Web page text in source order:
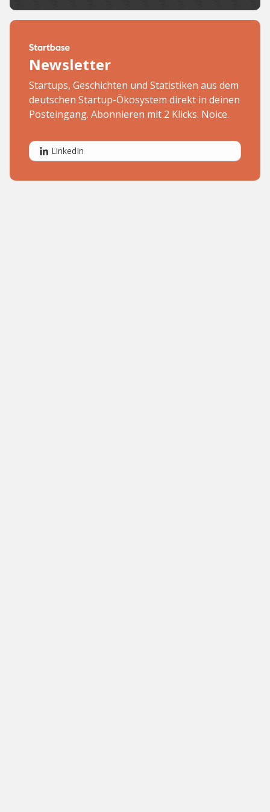
Newsletter
Startups, Geschichten und Statistiken aus dem
deutschen Startup-Ökosystem direkt in deinen
Posteingang. Abonnieren mit 2 Klicks. Noice.
LinkedIn